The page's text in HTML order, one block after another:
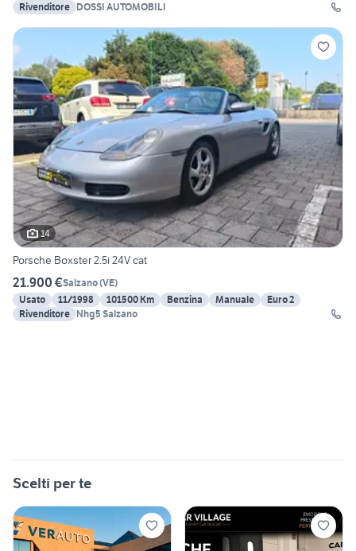
Rivenditore DOSSI AUTOMOBILI
14
Porsche Boxster 2.5i 24V cat
21.900 €Salzano(VE)
Usato
11/1998 101500 Km Benzina Manuale
Euro 2
Rivenditore Nhg5 Salzano
Scelti per te